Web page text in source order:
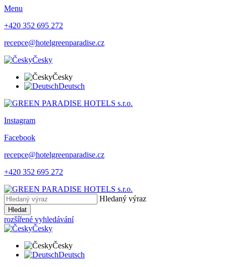
Menu
+420 352 695 272
recepce@hotelgreenparadise.cz
Česky
Česky
Deutsch
Instagram
Facebook
recepce@hotelgreenparadise.cz
+420 352 695 272
Hledaný výraz
Hledat
rozšířené vyhledávání
Česky
Česky
Deutsch